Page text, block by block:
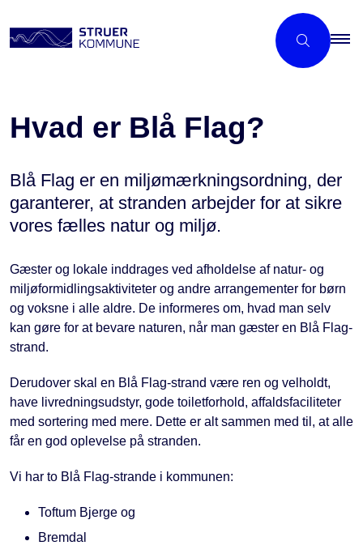
Hvad er Blå Flag?
Blå Flag er en miljømærkningsordning, der
garanterer, at stranden arbejder for at sikre
vores fælles natur og miljø.
Gæster og lokale inddrages ved afholdelse af natur- og
miljøformidlingsaktiviteter og andre arrangementer for børn
og voksne i alle aldre. De informeres om, hvad man selv
kan gøre for at bevare naturen, når man gæster en Blå Flag-
strand.
Derudover skal en Blå Flag-strand være ren og velholdt,
have livredningsudstyr, gode toiletforhold, affaldsfaciliteter
med sortering med mere. Dette er alt sammen med til, at alle
får en god oplevelse på stranden.
Vi har to Blå Flag-strande i kommunen:
Toftum Bjerge og
Bremdal